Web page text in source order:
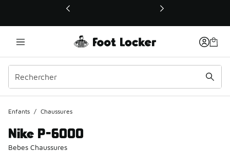
Ce lien ouvrira une nouvelle fenêtre
Enfants / Chaussures
Nike P-6000
Bebes Chaussures